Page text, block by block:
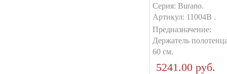
Серия: Burano.
Артикул: 11004B .
Предназначение:
Держатель
60 см.
5241.00 руб.